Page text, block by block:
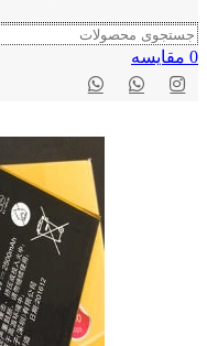
0 مقايسه